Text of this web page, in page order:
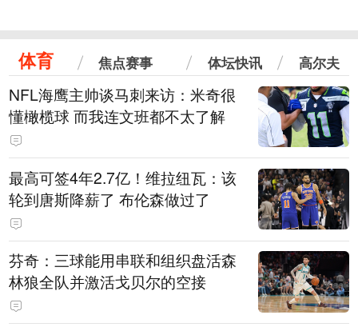
体育 焦点赛事 体坛快讯 高尔夫
NFL海鹰主帅谈马刺来访：米奇很
懂橄榄球 而我连文班都不太了解
最高可签4年2.7亿！维拉纽瓦：该
轮到唐斯降薪了 布伦森做过了
芬奇：三球能用串联和组织盘活森
林狼全队并激活戈贝尔的空接